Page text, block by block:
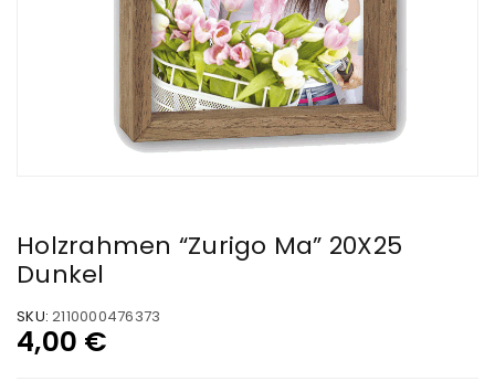
Holzrahmen “Zurigo Ma” 20X25
Dunkel
SKU: 2110000476373
4,00 €